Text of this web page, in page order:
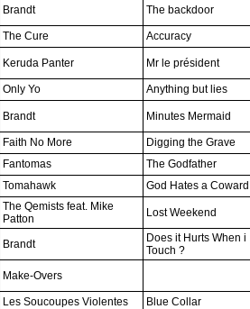
Brandt The backdoor
The Cure Accuracy
Keruda Panter Mr le président
Only Yo Anything but lies
Brandt Minutes Mermaid
Faith No More
Digging the Grave
Fantomas
The Godfather
Tomahawk
God Hates a Coward
The Qemists feat. Mike
Patton
Lost Weekend
Brandt
Does it Hurts When i
Touch ?
Make-Overs
Les Soucoupes Violentes
Blue Collar